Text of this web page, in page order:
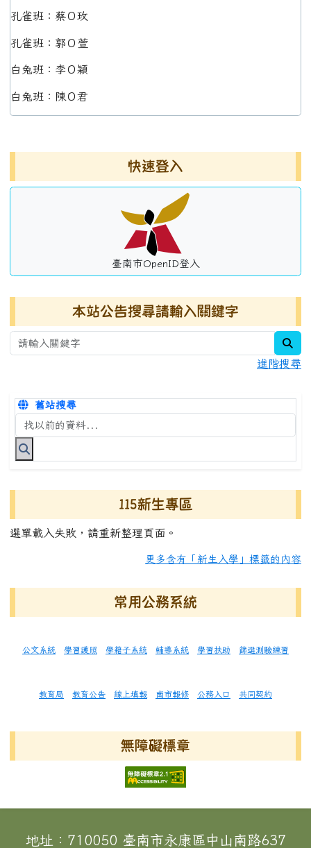
孔雀班：蔡Ｏ玫
孔雀班：郭Ｏ萱
白兔班：李Ｏ穎
白兔班：陳Ｏ君
快速登入
臺南市OpenID登入
本站公告搜尋請輸入關鍵字
進階搜尋
舊站搜尋
搜尋台南市永康國小全球資訊網關鍵字
115新生專區
選單載入失敗，請重新整理頁面。
更多含有「新生入學」標籤的內容
常用公務系統
公文系統 學習護照 學籍子系統 輔導系統 學習扶助 篩選測驗練習
教育局 教育公告 線上填報 南市報修 公務入口 共同契約
無障礙標章
頁尾區域內容
地址：710050 臺南市永康區中山南路637